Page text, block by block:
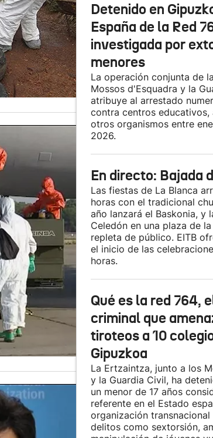
Detenido en
España de la Red
investigada por
menores
La operación conjunta de
Mossos d'Esquadra y la
atribuye al arrestado
contra centros educativos,
otros organismos entre
2026.
En directo: Bajada
Las fiestas de La Blanca
horas con el tradicional
año lanzará el Baskonia, y
Celedón en una plaza de
repleta de público. EITB
el inicio de las
horas.
Qué es la red 764,
criminal que
tiroteos a 10
Gipuzkoa
La Ertzaintza, junto a los
y la Guardia Civil, ha
un menor de 17 años
referente en el Estado
organización
delitos como sextorsión,